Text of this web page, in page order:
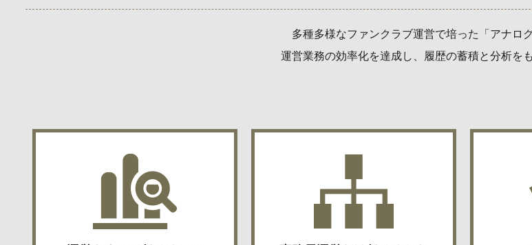
多種多様なファンクラブ運営で培った「アナロ
運営業務の効率化を達成し、履歴の蓄積と分析を